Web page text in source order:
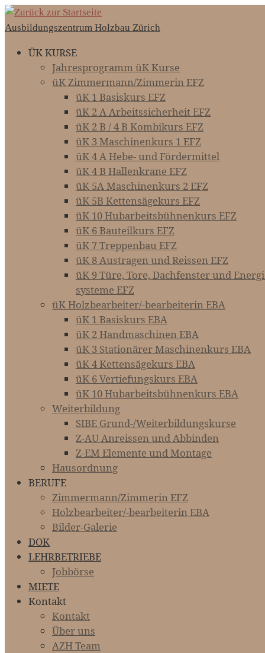
Zum
Inhalt
Ausbildungszentrum Holzbau Zürich
ÜK KURSE
Jahresprogramm üK Kurse
üK Zimmermann/Zimmerin EFZ
üK 1 Basiskurs EFZ
üK 2 A Arbeitssicherheit EFZ
üK 2 B / 4 B Kombikurs EFZ
üK 3 Maschinenkurs 1 EFZ
üK 4 A Hebe- und Fördermittel
üK 4 B Hallenkrane EFZ
üK 5A Maschinenkurs 2 EFZ
üK 5B Kettensägekurs EFZ
üK 10 Hubarbeitsbühnenkurs EFZ
üK 6 Bauteilkurs EFZ
üK 7 Treppenbau EFZ
üK 8 Austragen und Reissen EFZ
üK 9 Türe, Tore, Dachfenster und
systeme EFZ
üK Holzbearbeiter/-bearbeiterin EBA
üK 1 Basiskurs EBA
üK 2 Handmaschinen EBA
üK 3 Stationärer Maschinenkurs EBA
üK 4 Kettensägekurs EBA
üK 6 Vertiefungskurs EBA
üK 10 Hubarbeitsbühnenkurs EBA
Weiterbildung
SIBE Grund-/Weiterbildungskurse
Z-AU Anreissen und Abbinden
Z-EM Elemente und Montage
Hausordnung
BERUFE
Zimmermann/Zimmerin EFZ
Holzbearbeiter/-bearbeiterin EBA
Bilder-Galerie
DOK
LEHRBETRIEBE
Jobbörse
MIETE
Kontakt
Kontakt
Über uns
AZH Team